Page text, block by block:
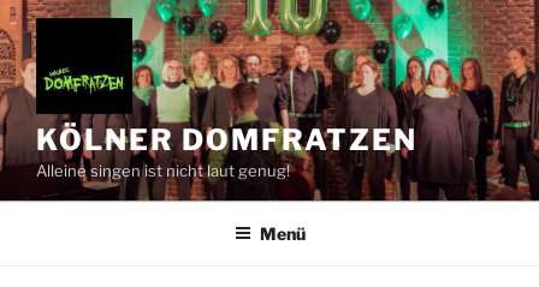
Zum
Inhalt
springen
KÖLNER DOMFRATZEN
Alleine singen ist nicht laut genug!
Menü